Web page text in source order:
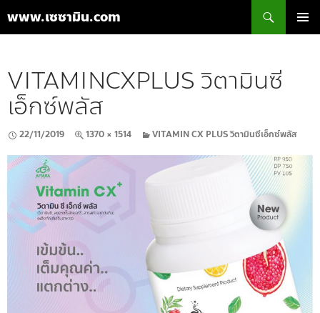
www.เซซามิน.com
เนื้อหา
VITAMINCXPLUS วิตามินซี
เอ็กซ์พลัส
22/11/2019 1370 × 1514 VITAMIN CX PLUS วิตามินซีเอ็กซ์พลัส